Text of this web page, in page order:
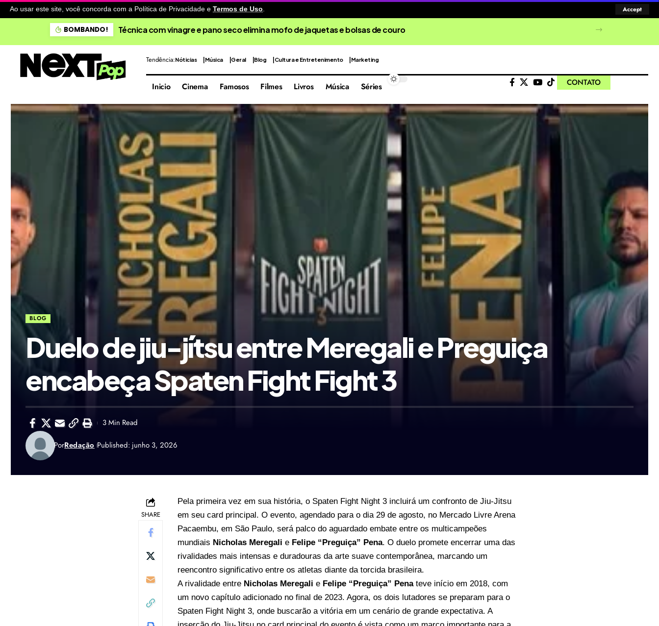
Ao usar este site, você concorda com a Política de Privacidade e Termos de Uso. Accept
BOMBANDO! Técnica com vinagre e pano seco elimina mofo de jaquetas e bolsas de couro
Tendência:Nóticias Música Geral Blog Cultura e Entretenimento Marketing
Inicio Cinema Famosos Filmes Livros Música Séries CONTATO
BLOG
Duelo de jiu-jítsu entre Meregali e Preguiça
encabeça Spaten Fight Fight 3
PorRedação Published: junho 3, 2026
3 Min Read
SHARE
Pela primeira vez em sua história, o Spaten Fight Night 3 incluirá um confronto de Jiu-Jitsu
em seu card principal. O evento, agendado para o dia 29 de agosto, no Mercado Livre Arena
Pacaembu, em São Paulo, será palco do aguardado embate entre os multicampeões
mundiais Nicholas Meregali e Felipe “Preguiça” Pena. O duelo promete encerrar uma das
rivalidades mais intensas e duradouras da arte suave contemporânea, marcando um
reencontro significativo entre os atletas diante da torcida brasileira.
A rivalidade entre Nicholas Meregali e Felipe “Preguiça” Penateve início em 2018, com
um novo capítulo adicionado no final de 2023. Agora, os dois lutadores se preparam para o
Spaten Fight Night 3, onde buscarão a vitória em um cenário de grande expectativa. A